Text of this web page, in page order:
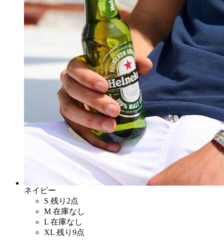
ネイビー
S 残り2点
M 在庫なし
L 在庫なし
XL 残り9点